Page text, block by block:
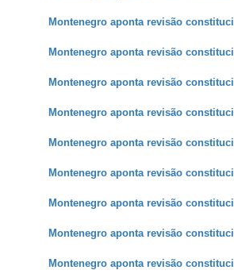
Montenegro aponta revisão
Montenegro aponta revisão
Montenegro aponta revisão
Montenegro aponta revisão
Montenegro aponta revisão
Montenegro aponta revisão
Montenegro aponta revisão
Montenegro aponta revisão
Montenegro aponta revisão